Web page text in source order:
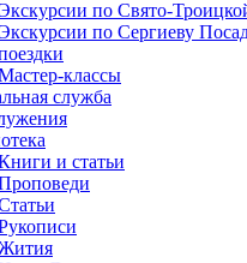
по Свято-
по Сергиеву
классы
служба
и статьи